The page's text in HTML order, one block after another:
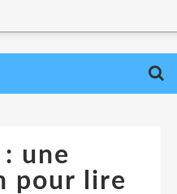
une
pour lire